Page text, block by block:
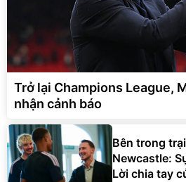
Trở lại Champions League,
nhận cảnh báo
Bên trong
Newcastle:
Lời chia tay